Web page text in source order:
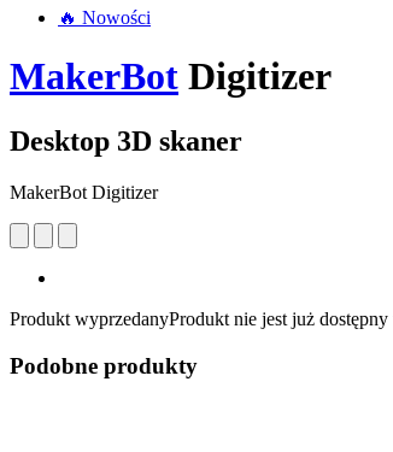
🔥 Nowości
MakerBot Digitizer
Desktop 3D skaner
MakerBot Digitizer
Produkt wyprzedanyProdukt nie jest już
Podobne produkty